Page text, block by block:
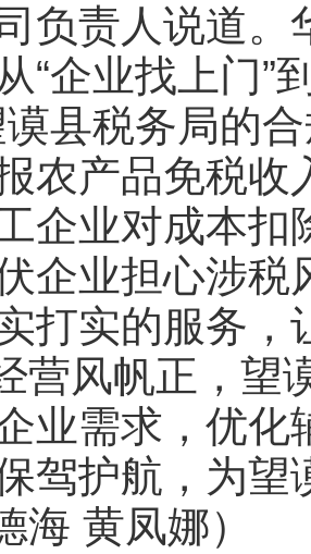
负责人说道。
“企业找上门”
谟县税务局的
农产品免税收
企业对成本扣
企业担心涉税
打实的服务
营风帆正，望
业需求，优化
驾护航，为望
海 黄凤娜）